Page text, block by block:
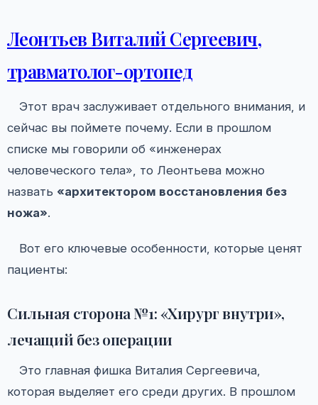
Леонтьев Виталий Сергеевич,
травматолог-ортопед
Этот врач заслуживает отдельного внимания, и
сейчас вы поймете почему. Если в прошлом
списке мы говорили об «инженерах
человеческого тела», то Леонтьева можно
назвать «архитектором восстановления без
ножа».
Вот его ключевые особенности, которые ценят
пациенты:
Сильная сторона №1: «Хирург внутри»,
лечащий без операции
Это главная фишка Виталия Сергеевича,
которая выделяет его среди других. В прошлом